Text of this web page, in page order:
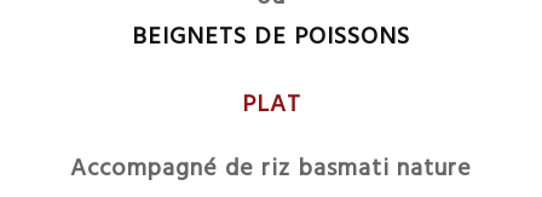
BEIGNETS DE POISSONS
PLAT
Accompagné de riz basmati nature